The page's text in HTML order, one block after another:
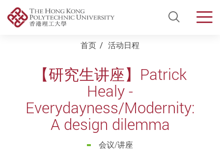
Open
首页 活动日程
【研究生讲座】Patrick
Healy -
Everydayness/Modernity:
A design dilemma
会议/讲座